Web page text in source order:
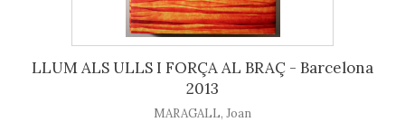
LLUM ALS ULLS I FORÇA AL BRAÇ - Barcelona
2013
MARAGALL, Joan